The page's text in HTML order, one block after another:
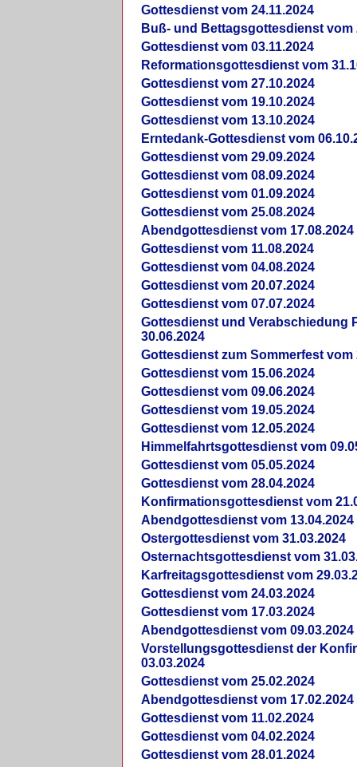
Gottesdienst vom 24.11.2024
Buß- und Bettagsgottesdienst vom
Gottesdienst vom 03.11.2024
Reformationsgottesdienst vom
Gottesdienst vom 27.10.2024
Gottesdienst vom 19.10.2024
Gottesdienst vom 13.10.2024
Erntedank-Gottesdienst vom
Gottesdienst vom 29.09.2024
Gottesdienst vom 08.09.2024
Gottesdienst vom 01.09.2024
Gottesdienst vom 25.08.2024
Abendgottesdienst vom 17.08.2024
Gottesdienst vom 11.08.2024
Gottesdienst vom 04.08.2024
Gottesdienst vom 20.07.2024
Gottesdienst vom 07.07.2024
Gottesdienst und Verabschiedung
30.06.2024
Gottesdienst zum Sommerfest vom
Gottesdienst vom 15.06.2024
Gottesdienst vom 09.06.2024
Gottesdienst vom 19.05.2024
Gottesdienst vom 12.05.2024
Himmelfahrtsgottesdienst vom
Gottesdienst vom 05.05.2024
Gottesdienst vom 28.04.2024
Konfirmationsgottesdienst vom
Abendgottesdienst vom 13.04.2024
Ostergottesdienst vom 31.03.2024
Osternachtsgottesdienst vom
Karfreitagsgottesdienst vom
Gottesdienst vom 24.03.2024
Gottesdienst vom 17.03.2024
Abendgottesdienst vom 09.03.2024
Vorstellungsgottesdienst der
03.03.2024
Gottesdienst vom 25.02.2024
Abendgottesdienst vom 17.02.2024
Gottesdienst vom 11.02.2024
Gottesdienst vom 04.02.2024
Gottesdienst vom 28.01.2024